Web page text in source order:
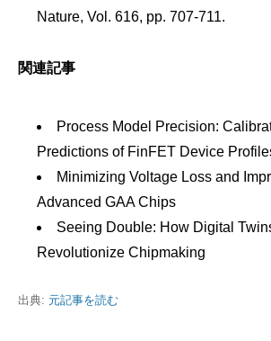
Nature, Vol. 616, pp. 707-711.
関連記事
Process Model Precision:
Predictions of FinFET Device
Minimizing Voltage Loss and
Advanced GAA Chips
Seeing Double: How Digital
Revolutionize Chipmaking
出典: 元記事を読む